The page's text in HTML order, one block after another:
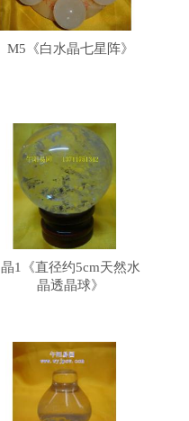
M5《白水晶七星阵》
晶1《直径约5cm天然水
晶透晶球》